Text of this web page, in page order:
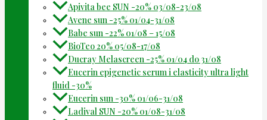
Apivita bee SUN -20% 03/08-23/08
Avene sun -25% 01/04-31/08
Babe sun -22% 01/08 – 15/08
BioTeo 20% 05/08-17/08
Ducray Melascreen -25% 01/04 do 31/08
Eucerin epigenetic serum i elasticity ultra light
fluid -30%
Eucerin sun -30% 01/06-31/08
Ladival SUN -20% 01/08-31/08